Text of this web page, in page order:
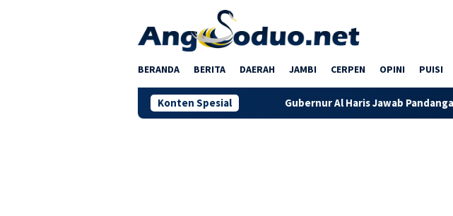
BERANDA BERITA DAERAH JAMBI CERPEN OPINI PUISI
Konten SpesialGubernur Al Haris Jawab Pandangan Umum